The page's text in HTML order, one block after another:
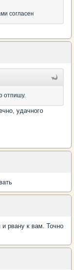
согласен
отпишу.
удачного
рвану к вам. Точно